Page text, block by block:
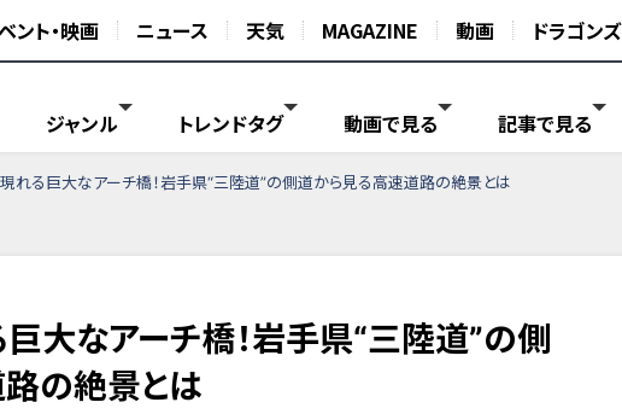
ント・映画 ニュース 天気 MAGAZINE 動画 ドラゴンズ
ジャンル トレンドタグ 動画で見る 記事で見る
れる巨大なアーチ橋！岩手県“三陸道”の側道から見る高速道路の絶景とは
大なアーチ橋！岩手県“三陸道”の側
の絶景とは